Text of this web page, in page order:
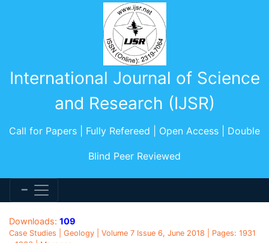
International Journal of Science
and Research (IJSR)
Call for Papers | Fully Refereed | Open Access | Double
Blind Peer Reviewed
Downloads: 109
Case Studies | Geology | Volume 7 Issue 6, June 2018 | Pages: 1931